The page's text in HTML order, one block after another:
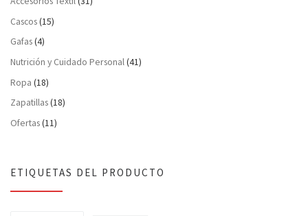
Cascos(15)
Gafas(4)
Nutrición y Cuidado Personal(41)
Ropa (18)
Zapatillas(18)
Ofertas(11)
ETIQUETAS DEL PRODUCTO